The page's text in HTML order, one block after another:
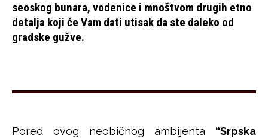
seoskog bunara, vodenice i mnoštvom drugih etno
detalja koji će Vam dati utisak da ste daleko od
gradske gužve.
Pored ovog neobičnog ambijenta “Srpska